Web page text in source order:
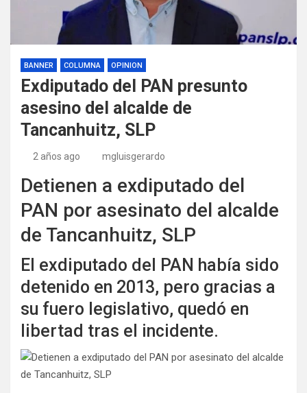
BANNER COLUMNA OPINION
Exdiputado del PAN presunto
asesino del alcalde de
Tancanhuitz, SLP
2 años ago mgluisgerardo
Detienen a exdiputado del
PAN por asesinato del alcalde
de Tancanhuitz, SLP
El exdiputado del PAN había sido
detenido en 2013, pero gracias a
su fuero legislativo, quedó en
libertad tras el incidente.